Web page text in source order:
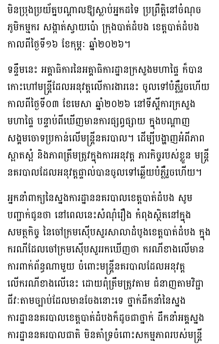
មិនប្រុងប្រយ័ត្នបណ្តាលឱ្យស្លាប់អ្នកដទៃ ប្រព្រឹត្តិនៅចំណុច
ភូមិកម្មករ សង្កាត់ស្វាយប៉ោ ក្រុងបាត់ដំបង ខេត្តបាត់ដំបង
កាលពីថ្ងៃទី១៦ ខែកុម្ភៈ ឆ្នាំ២០២៦។
ទន្ទឹមនេះ អគ្គាធិការនៃអគ្គាធិការដ្ឋានក្រសួងមហាផ្ទៃ ក៏បាន
កោះហៅមន្ត្រីដែលអនុវត្តលើការងារនេះ ចូលទៅបំភ្លឺរួចហើយ
កាលពីថ្ងៃទី០៣ ខែមេសា ឆ្នាំ២០២៦ នៅទីស្តីការក្រសួង
មហាផ្ទៃ បន្ទាប់ពីឃើញមានការផ្សព្វផ្សាយ ក្នុងបណ្តាញ
សង្គមចោទប្រកាន់លើមន្ត្រីនគរបាល។ ដើម្បីបង្ហាញអំពីភាព
ស្អាតស្អំ និងភាពត្រឹមត្រូវក្នុងការអនុវត្ត ភារកិច្ចរបស់ខ្លួន មន្ត្រី
នគរបាលដែលអនុវត្តផ្ទាល់បានចូលទៅឆ្លើយបំភ្លឺរួចហើយ។
អ្នកនាំពាក្យនៃស្នងការដ្ឋាននគរបាលខេត្តបាត់ដំបង សូម
បញ្ជាក់ជូនថា នៅពេលនេះសំណុំរឿង កំពុងស្ថិតនៅក្នុង
សមត្ថកិច្ច នៃចៅក្រមស៊ើបសួរសាលាដំបូងខេត្តបាត់ដំបង ក្នុង
ករណីដែលចៅក្រមស៊ើបសួររកឃើញថា ករណីខាងលើមាន
ការពាក់ព័ន្ធណាមួយ ចំពោះមន្ត្រីនគរបាលដែលអនុវត្ត
លើករណីខាងលើនេះ ដោយពុំត្រឹមត្រូវតាម ជំនាញតាមវិជ្ជា
ជីវៈតាមច្បាប់ដែលមានចែងនោះទេ ថ្នាក់ដឹកនាំនៃស្នង
ការដ្ឋាននគរបាលខេត្តបាត់ដំបងក៏ដូចជាថ្នាក់ ដឹកនាំអគ្គស្នង
ការដ្ឋាននគរបាលជាតិ មិនគាំទ្រចំពោះសកម្មភាពរបស់មន្ត្រី